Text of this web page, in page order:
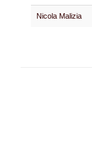
Nicola Malizia